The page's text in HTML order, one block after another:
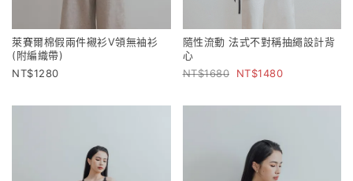
萊賽爾棉假兩件襯衫V領無袖衫
(附編織帶)
1280
隨性流動 法式不對稱抽繩設計背
心
1680
1480